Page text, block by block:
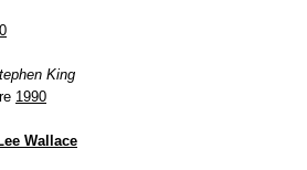
King
1990
Wallace